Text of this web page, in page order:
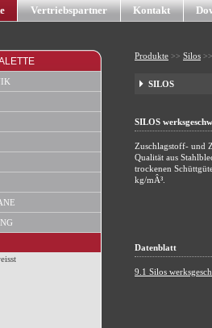
Vertriebspartner Kontakt
Produkte >> Silos
SILOS
SILOS
Zuschlagstoff- und
Qualität aus
trockenen
kg/mÂ³.
Datenblatt
9.1 Silos